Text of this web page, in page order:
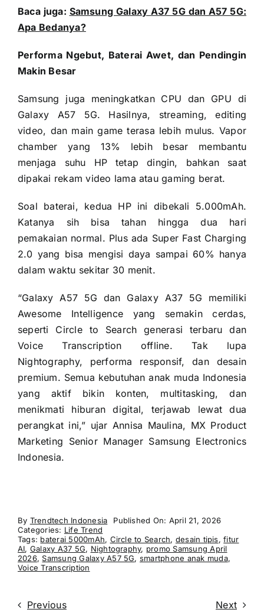
Baca juga: Samsung Galaxy A37 5G dan A57 5G:
Apa Bedanya?
Performa Ngebut, Baterai Awet, dan Pendingin
Makin Besar
Samsung juga meningkatkan CPU dan GPU di
Galaxy A57 5G. Hasilnya, streaming, editing
video, dan main game terasa lebih mulus. Vapor
chamber yang 13% lebih besar membantu
menjaga suhu HP tetap dingin, bahkan saat
dipakai rekam video lama atau gaming berat.
Soal baterai, kedua HP ini dibekali 5.000mAh.
Katanya sih bisa tahan hingga dua hari
pemakaian normal. Plus ada Super Fast Charging
2.0 yang bisa mengisi daya sampai 60% hanya
dalam waktu sekitar 30 menit.
“Galaxy A57 5G dan Galaxy A37 5G memiliki
Awesome Intelligence yang semakin cerdas,
seperti Circle to Search generasi terbaru dan
Voice Transcription offline. Tak lupa
Nightography, performa responsif, dan desain
premium. Semua kebutuhan anak muda Indonesia
yang aktif bikin konten, multitasking, dan
menikmati hiburan digital, terjawab lewat dua
perangkat ini,” ujar Annisa Maulina, MX Product
Marketing Senior Manager Samsung Electronics
Indonesia.
By Trendtech Indonesia
Published On: April 21, 2026
Categories: Life Trend
Tags: baterai 5000mAh, Circle to Search, desain tipis,fitur
AI, Galaxy A37 5G, Nightography, promo Samsung April
2026,Samsung Galaxy A57 5G, smartphone anak muda,
Voice Transcription
Previous Next